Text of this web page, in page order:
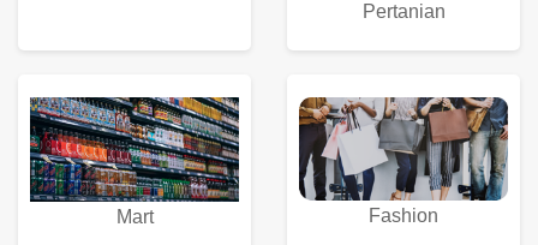
Pertanian
Mart Fashion